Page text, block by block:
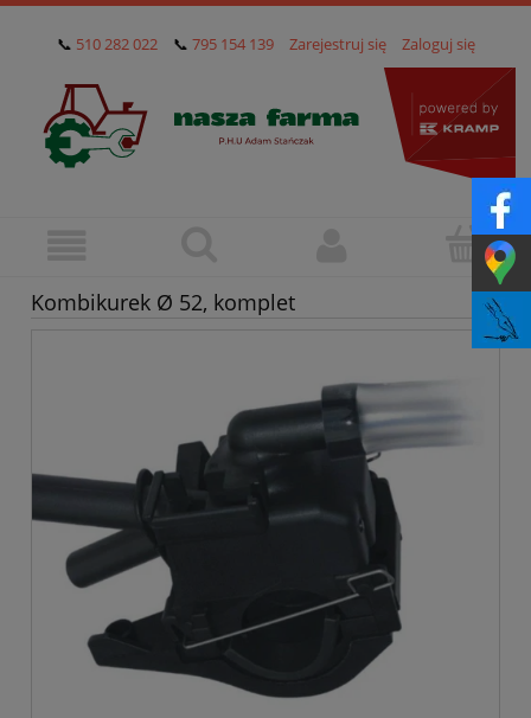
📞 510 282 022 📞 795 154 139 Zarejestruj się Zaloguj się
Kombikurek Ø 52, komplet